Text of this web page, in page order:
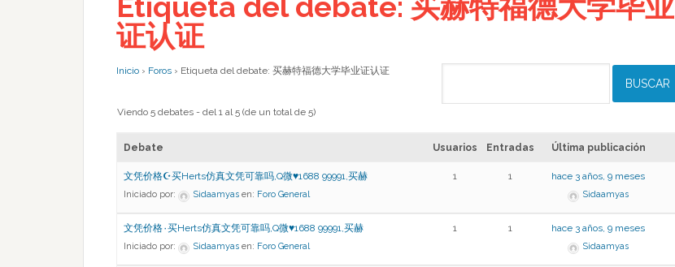
证认证
Inicio › Foros › Etiqueta del debate: 买赫特福德大学毕业证认证
Viendo 5 debates - del 1 al 5 (de un total de 5)
Debate Usuarios Entradas Última publicación
文凭价格☪买Herts仿真文凭可靠吗,Q微♥1688 99991,买赫
Iniciado por: Sidaamyas en: Foro General
1 1 hace 3 años, 9 meses
Sidaamyas
文凭价格۰买Herts仿真文凭可靠吗,Q微♥1688 99991,买赫
Iniciado por: Sidaamyas en: Foro General
1 1 hace 3 años, 9 meses
Sidaamyas